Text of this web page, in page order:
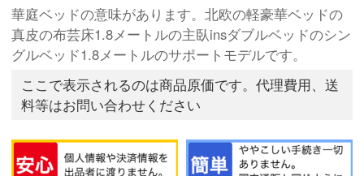
華庭ベッドの意味があります。北欧の軽豪華ベッドの
真皮の布芸床1.8メートルの主臥insダブルベッドのシン
グルベッド1.8メートルのサポートモデルです。
ここで表示されるのは商品原価です。代理費用、送
料等はお問い合わせください